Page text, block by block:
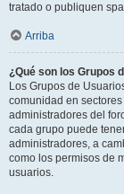
tratado o publiquen
Arriba
¿Qué son los Grupos
Los Grupos de
comunidad en
administradores del
cada grupo puede
administradores, a
como los permisos de
usuarios.